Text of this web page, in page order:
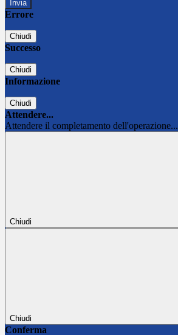
Errore
Chiudi
Successo
Chiudi
Informazione
Chiudi
Attendere...
Attendere il completamento dell'operazione...
Chiudi
Chiudi
Conferma